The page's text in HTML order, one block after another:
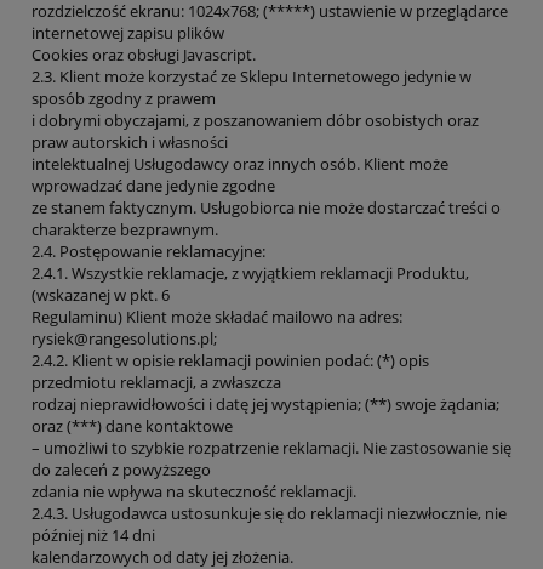
rozdzielczość ekranu: 1024x768; (*****) ustawienie w przeglądarce
internetowej zapisu plików
Cookies oraz obsługi Javascript.
2.3. Klient może korzystać ze Sklepu Internetowego jedynie w
sposób zgodny z prawem
i dobrymi obyczajami, z poszanowaniem dóbr osobistych oraz
praw autorskich i własności
intelektualnej Usługodawcy oraz innych osób. Klient może
wprowadzać dane jedynie zgodne
ze stanem faktycznym. Usługobiorca nie może dostarczać treści o
charakterze bezprawnym.
2.4. Postępowanie reklamacyjne:
2.4.1. Wszystkie reklamacje, z wyjątkiem reklamacji Produktu,
(wskazanej w pkt. 6
Regulaminu) Klient może składać mailowo na adres:
rysiek@rangesolutions.pl;
2.4.2. Klient w opisie reklamacji powinien podać: (*) opis
przedmiotu reklamacji, a zwłaszcza
rodzaj nieprawidłowości i datę jej wystąpienia; (**) swoje żądania;
oraz (***) dane kontaktowe
– umożliwi to szybkie rozpatrzenie reklamacji. Nie zastosowanie się
do zaleceń z powyższego
zdania nie wpływa na skuteczność reklamacji.
2.4.3. Usługodawca ustosunkuje się do reklamacji niezwłocznie, nie
później niż 14 dni
kalendarzowych od daty jej złożenia.